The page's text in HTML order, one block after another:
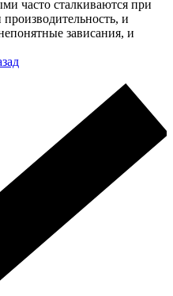
часто сталкиваются при
и
зависания, и